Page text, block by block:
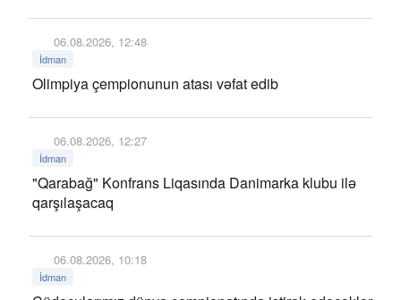
06.08.2026, 12:48
İdman
Olimpiya çempionunun atası vəfat edib
06.08.2026, 12:27
İdman
"Qarabağ" Konfrans Liqasında Danimarka klubu ilə
qarşılaşacaq
06.08.2026, 10:18
İdman